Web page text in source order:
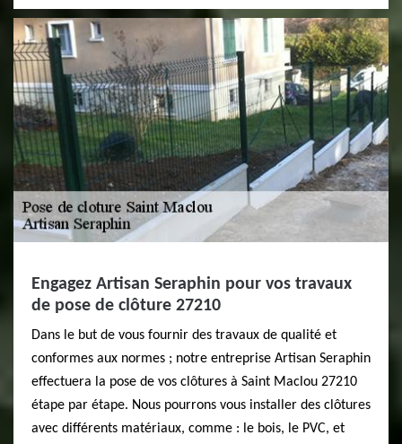
Engagez Artisan Seraphin pour vos travaux
de pose de clôture 27210
Dans le but de vous fournir des travaux de qualité et
conformes aux normes ; notre entreprise Artisan Seraphin
effectuera la pose de vos clôtures à Saint Maclou 27210
étape par étape. Nous pourrons vous installer des clôtures
avec différents matériaux, comme : le bois, le PVC, et